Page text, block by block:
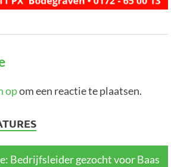
opom een reactie te plaatsen.
Bedrijfsleider gezocht voor Baas